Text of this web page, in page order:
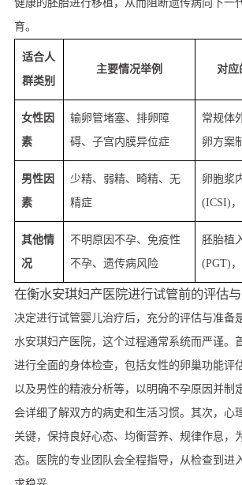
健康的胚胎进行移植，从而阻断遗传病向下一
育。
适合人
群类别
主要情况举例 对应
女性因
素
输卵管堵塞、排卵障
碍、子宫内膜异位症
常规体
卵方案
男性因
素
少精、弱精、畸精、无
精症
卵胞浆
(ICSI)
其他情
况
不明原因不孕、免疫性
不孕、遗传病风险
胚胎植
(PGT)
在衡水安琪妇产医院进行试管前的评估
决定进行试管婴儿治疗后，充分的评估与准备
水安琪妇产医院，这个过程通常系统而严谨。
进行全面的身体检查，包括女性的卵巢功能评
以及男性的精液分析等，以明确不孕原因并制
会详细了解双方的病史和生活习惯。其次，心
关键，保持良好心态、均衡营养、规律作息，
态。医院的专业团队会全程指导，从检查到进